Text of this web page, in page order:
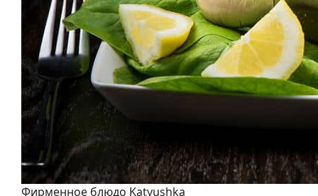
Фирменное блюдо Katyushka